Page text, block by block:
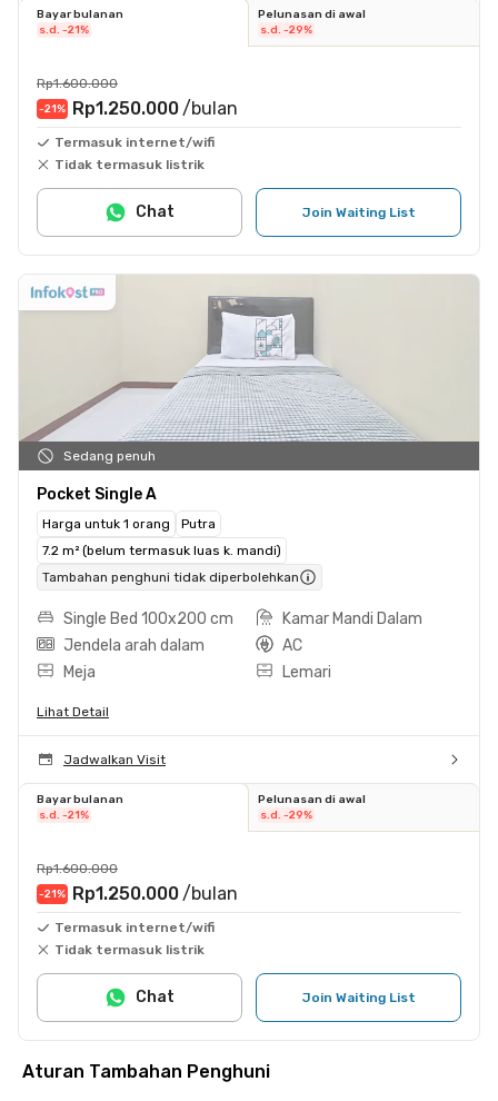
Bayar bulanan
s.d. -21%
Pelunasan di awal
s.d. -29%
Rp1.600.000
-21% Rp1.250.000 /bulan
Termasuk internet/wifi
Tidak termasuk listrik
Join Waiting List
Chat
Sedang penuh
Pocket Single A
Harga untuk 1 orang
Putra
7.2 m² (belum termasuk luas k. mandi)
Tambahan penghuni tidak diperbolehkan
Single Bed 100x200 cm
Kamar Mandi Dalam
Jendela arah dalam
AC
Meja
Lemari
Lihat Detail
Jadwalkan Visit
Bayar bulanan
s.d. -21%
Pelunasan di awal
s.d. -29%
Rp1.600.000
-21% Rp1.250.000 /bulan
Termasuk internet/wifi
Tidak termasuk listrik
Join Waiting List
Chat
Aturan Tambahan Penghuni